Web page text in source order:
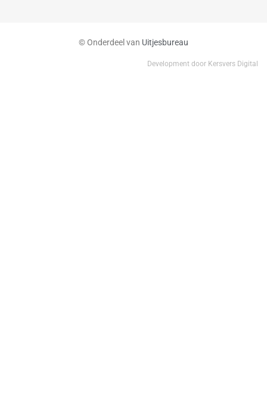
© Onderdeel van Uitjesbureau
Development door Kersvers Digital